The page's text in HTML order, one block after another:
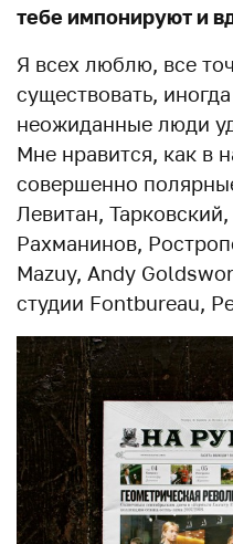
тебе импонируют и
Я всех люблю, все
существовать,
неожиданные люди
Мне нравится, как в
совершенно
Левитан,
Рахманинов,
Mazuy, Andy
студии Fontbureau,